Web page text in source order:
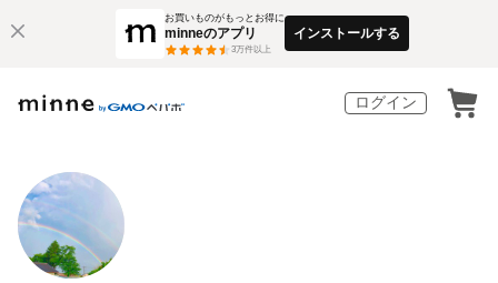
お買いものがもっとお得に
minneのアプリ
3万件以上
インストールする
ログイン